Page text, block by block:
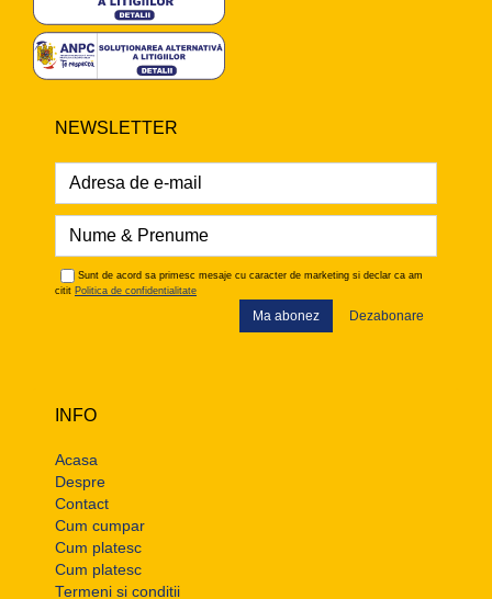
NEWSLETTER
Sunt de acord sa primesc mesaje cu caracter de marketing si declar ca am
citit Politica de confidentialitate
Ma abonez Dezabonare
INFO
Acasa
Despre
Contact
Cum cumpar
Cum platesc
Cum platesc
Termeni si conditii